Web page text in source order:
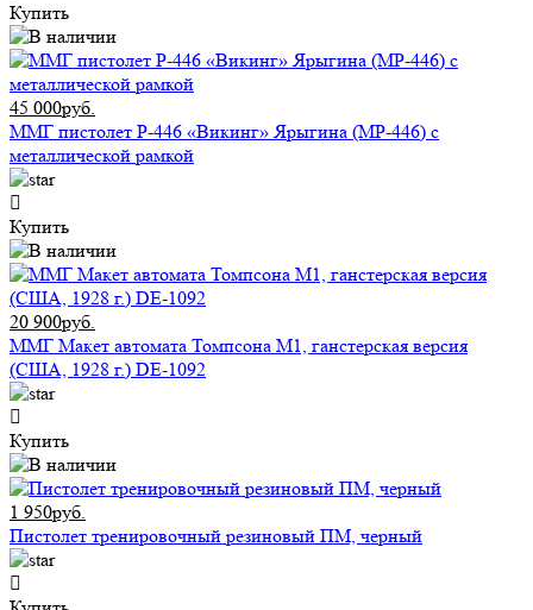
Купить
45 000руб.
ММГ пистолет Р-446 «Викинг» Ярыгина (МР-446) с
металлической рамкой
Купить
20 900руб.
ММГ Макет автомата Томпсона М1, ганстерская версия
(США, 1928 г.) DE-1092
Купить
1 950руб.
Пистолет тренировочный резиновый ПМ, черный